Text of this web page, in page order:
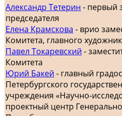
Александр Тетерин - первый
председателя
Елена Крамскова - врио
Комитета, главного
Павел Токаревский -
Комитета
Юрий Бакей - главный
Петербургского
учреждения «Научно-
проектный центр